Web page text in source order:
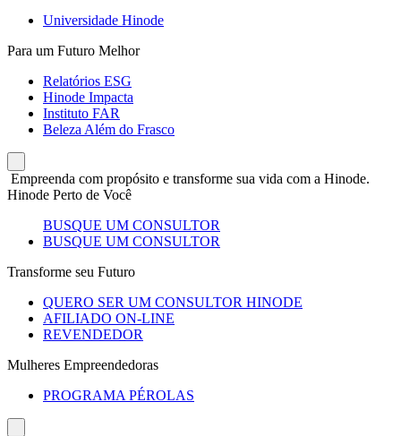
Universidade Hinode
Para um Futuro Melhor
Relatórios ESG
Hinode Impacta
Instituto FAR
Beleza Além do Frasco
Empreenda com propósito e transforme sua vida com a Hinode.
Hinode Perto de Você
BUSQUE UM CONSULTOR
BUSQUE UM CONSULTOR
Transforme seu Futuro
QUERO SER UM CONSULTOR HINODE
AFILIADO ON-LINE
REVENDEDOR
Mulheres Empreendedoras
PROGRAMA PÉROLAS